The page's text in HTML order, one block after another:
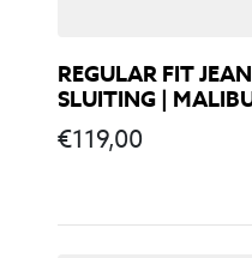
REGULAR FIT
SLUITING |
€119,00